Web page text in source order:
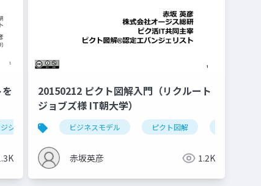
ションキャンバス ピクト図解 くまもとデザインネットワー
20150212 ピクト図解入門（リクルート
ジョブズ様 IT朝大学）
ビジネスモデル ピクト図解
赤坂英彦 1.2K